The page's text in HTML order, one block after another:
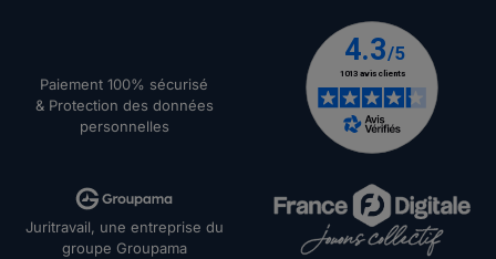
Paiement 100% sécurisé
& Protection des données
personnelles
Juritravail, une entreprise du
groupe Groupama